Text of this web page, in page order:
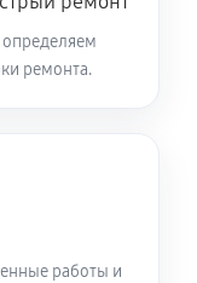
ремонта.
работы и